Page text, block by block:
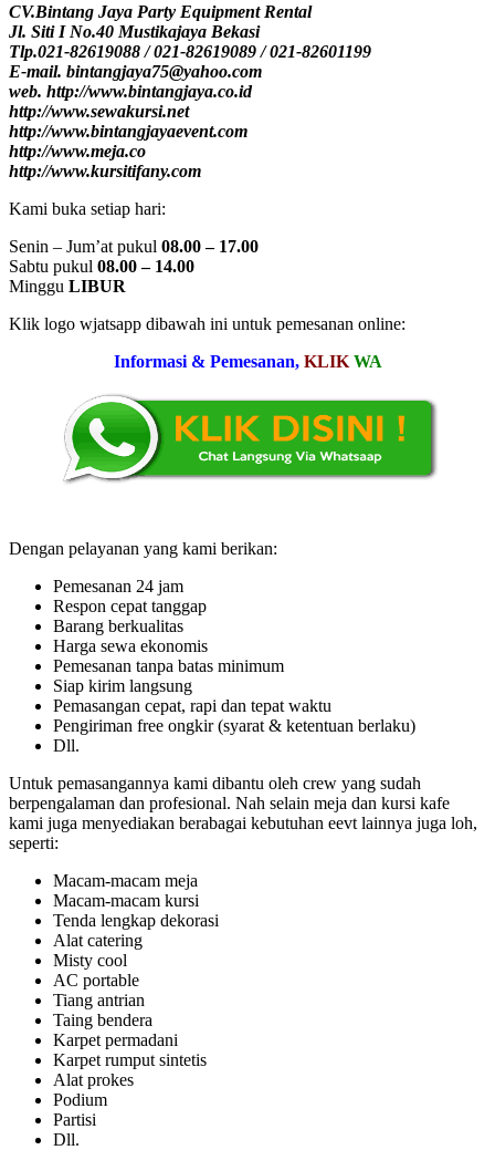
CV.Bintang Jaya Party Equipment Rental
Jl. Siti I No.40 Mustikajaya Bekasi
Tlp.021-82619088 / 021-82619089 / 021-82601199
E-mail. bintangjaya75@yahoo.com
web. http://www.bintangjaya.co.id
http://www.sewakursi.net
http://www.bintangjayaevent.com
http://www.meja.co
http://www.kursitifany.com
Kami buka setiap hari:
Senin – Jum’at pukul 08.00 – 17.00
Sabtu pukul 08.00 – 14.00
Minggu LIBUR
Klik logo wjatsapp dibawah ini untuk pemesanan online:
Informasi & Pemesanan, KLIK WA
Dengan pelayanan yang kami berikan:
Pemesanan 24 jam
Respon cepat tanggap
Barang berkualitas
Harga sewa ekonomis
Pemesanan tanpa batas minimum
Siap kirim langsung
Pemasangan cepat, rapi dan tepat waktu
Pengiriman free ongkir (syarat & ketentuan berlaku)
Dll.
Untuk pemasangannya kami dibantu oleh crew yang sudah
berpengalaman dan profesional. Nah selain meja dan kursi kafe
kami juga menyediakan berabagai kebutuhan eevt lainnya juga loh,
seperti:
Macam-macam meja
Macam-macam kursi
Tenda lengkap dekorasi
Alat catering
Misty cool
AC portable
Tiang antrian
Taing bendera
Karpet permadani
Karpet rumput sintetis
Alat prokes
Podium
Partisi
Dll.